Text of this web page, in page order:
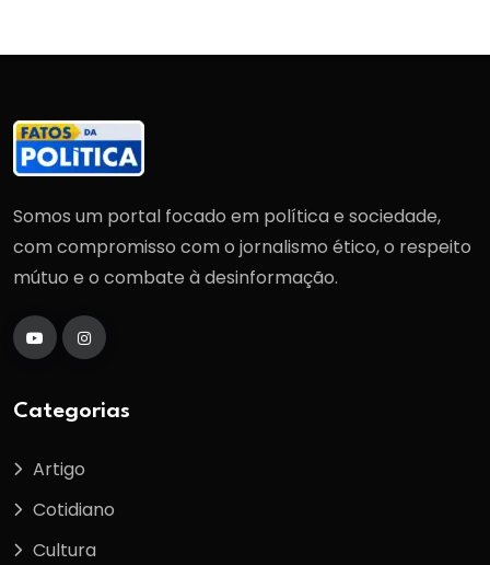
Somos um portal focado em política e sociedade,
com compromisso com o jornalismo ético, o respeito
mútuo e o combate à desinformação.
Categorias
Artigo
Cotidiano
Cultura